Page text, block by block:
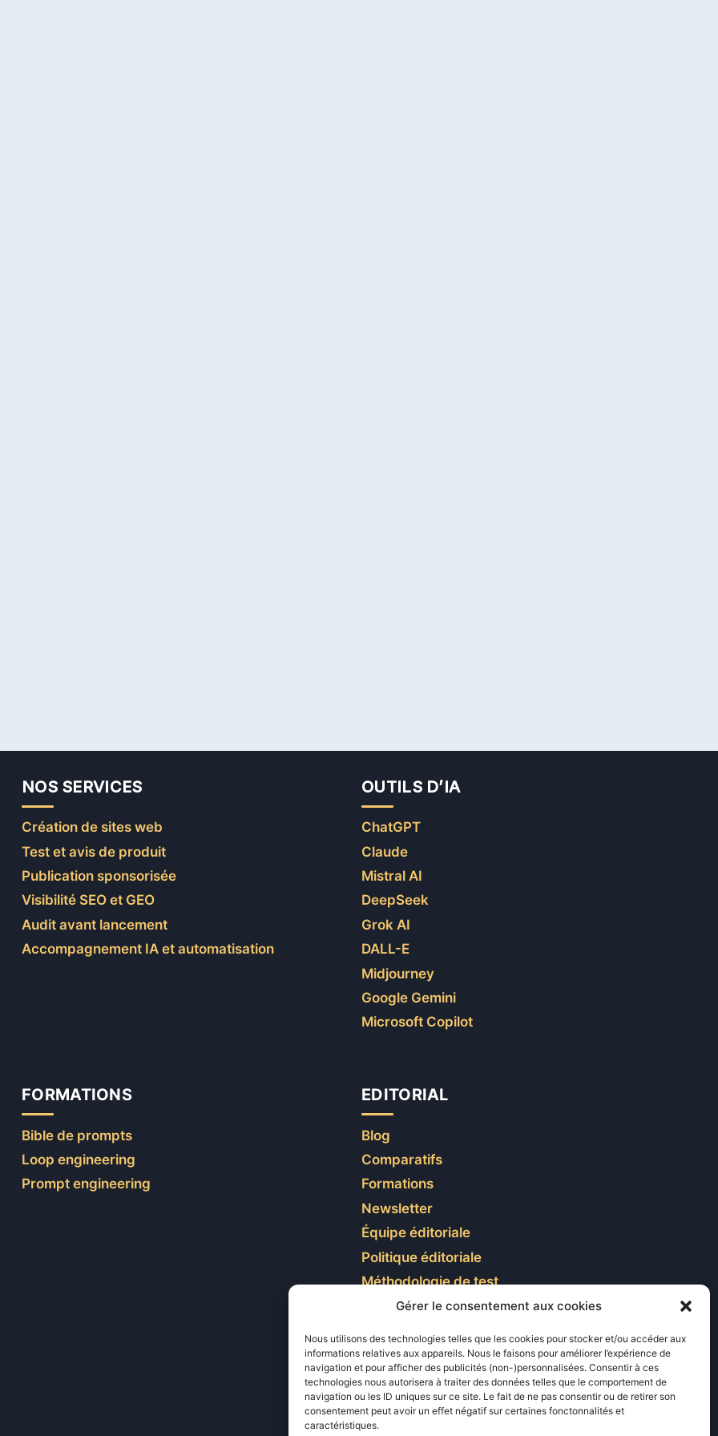
Gérer le consentement aux cookies
Nous utilisons des technologies telles que les cookies pour stocker et/ou accéder aux
informations relatives aux appareils. Nous le faisons pour améliorer l’expérience de
navigation et pour afficher des publicités (non-)personnalisées. Consentir à ces
technologies nous autorisera à traiter des données telles que le comportement de
navigation ou les ID uniques sur ce site. Le fait de ne pas consentir ou de retirer son
consentement peut avoir un effet négatif sur certaines fonctonnalités et
caractéristiques.
NOS SERVICES
Création de sites web
Test et avis de produit
Publication sponsorisée
Visibilité SEO et GEO
Audit avant lancement
Accompagnement IA et automatisation
OUTILS D’IA
ChatGPT
Claude
Mistral AI
DeepSeek
Grok AI
DALL-E
Midjourney
Google Gemini
Microsoft Copilot
FORMATIONS
Bible de prompts
Loop engineering
Prompt engineering
EDITORIAL
Blog
Comparatifs
Formations
Newsletter
Équipe éditoriale
Politique éditoriale
Méthodologie de test
Transparence et affiliation
LIENS UTILES
Contactez-nous